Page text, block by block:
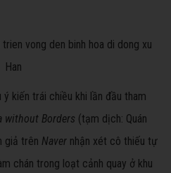
ý kiến trái chiều khi lần đầu tham
without Borders (tạm dịch: Quán
giả trên Naver nhận xét cô thiếu tự
chán trong loạt cảnh quay ở khu